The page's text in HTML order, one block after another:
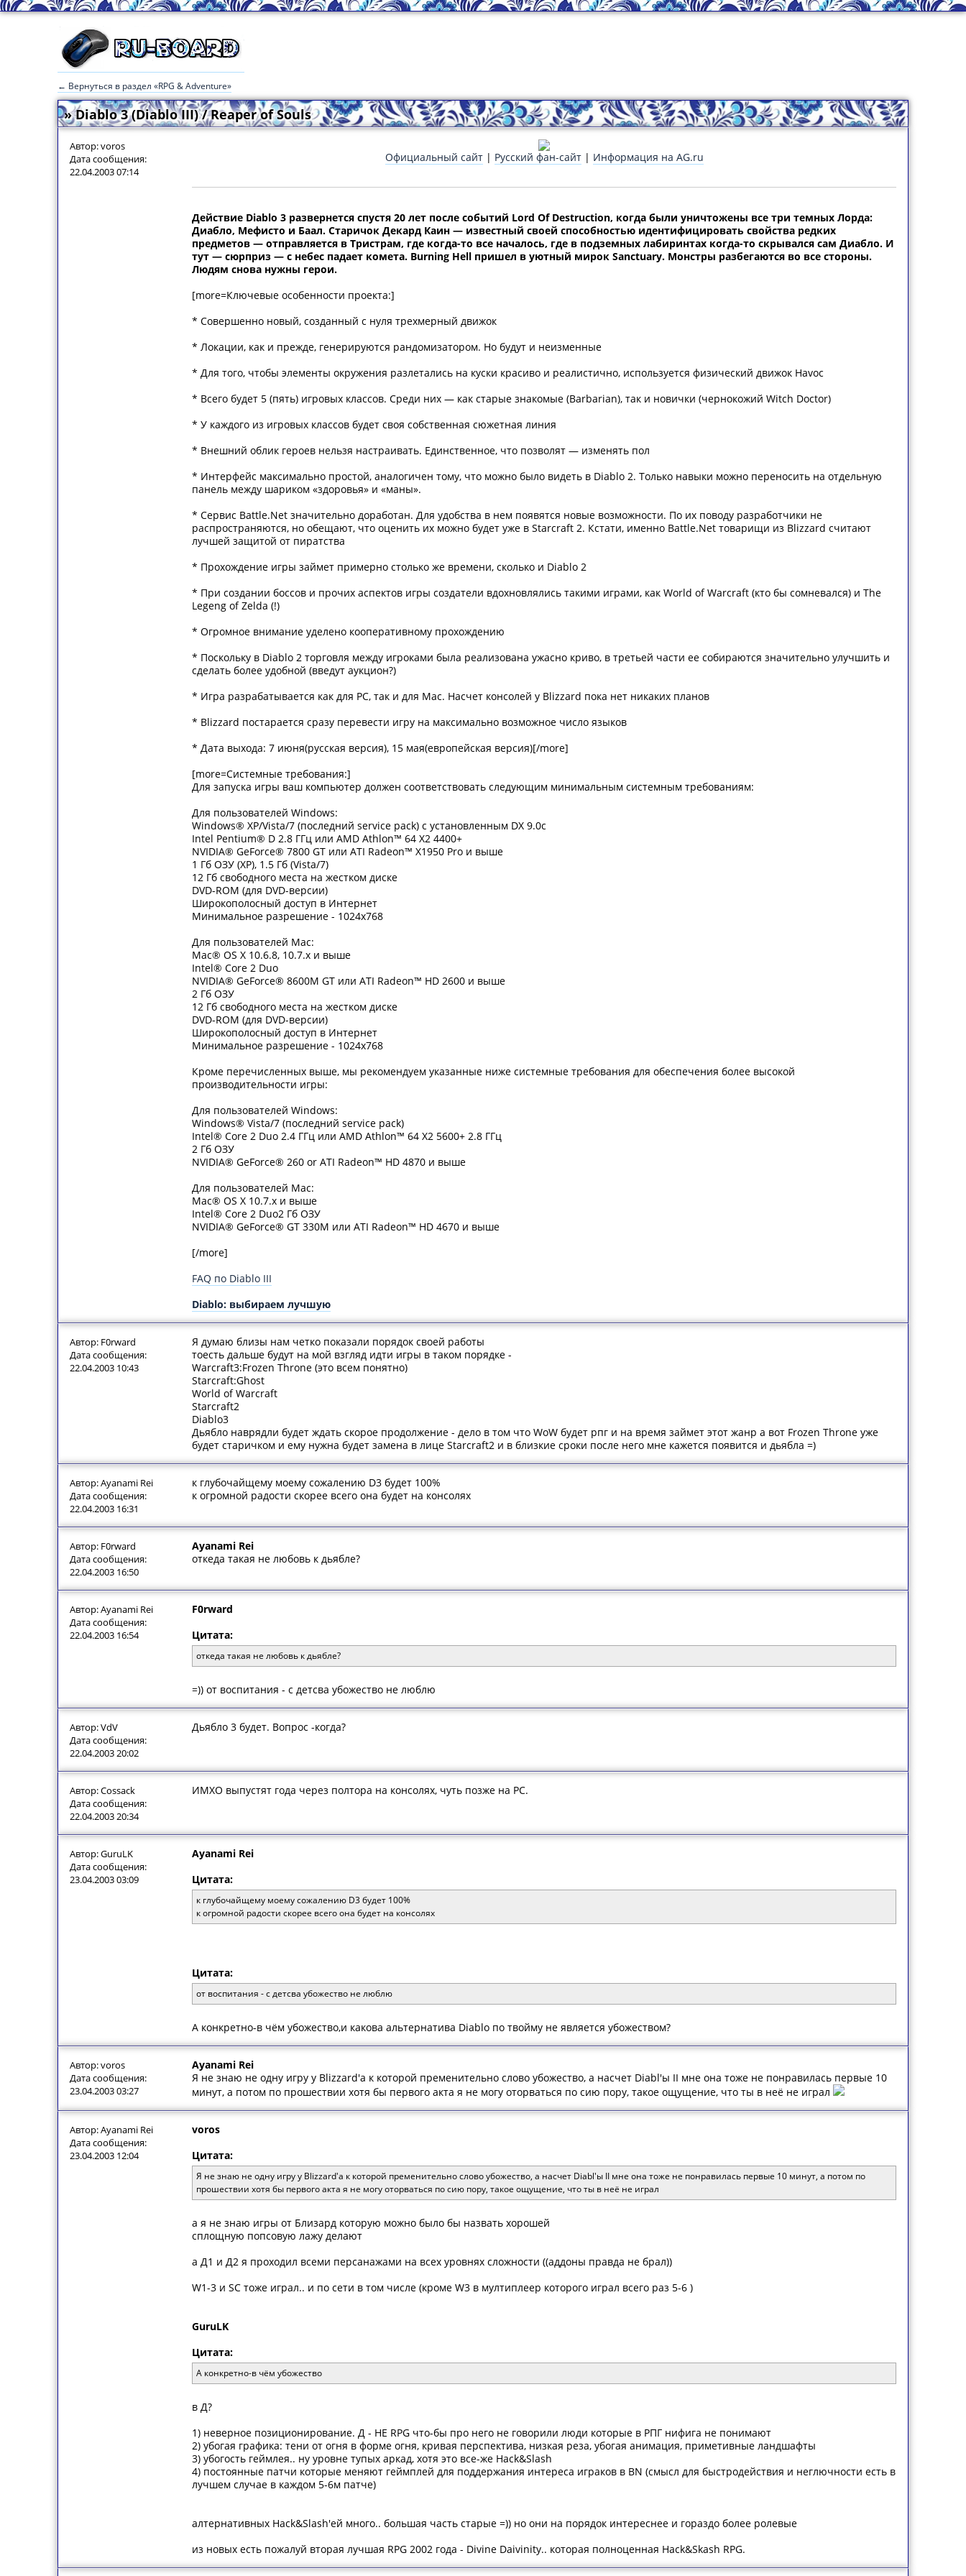
← Вернуться в раздел «RPG & Adventure»
» Diablo 3 (Diablo III) / Reaper of Souls
Автор: voros
Дата сообщения:
22.04.2003 07:14
Официальный сайт| Русский фан-сайт| Информация на AG.ru
Действие Diablo 3 развернется спустя 20 лет после событий Lord Of Destruction, когда были уничтожены все три темных Лорда:
Диабло, Мефисто и Баал. Старичок Декард Каин — известный своей способностью идентифицировать свойства редких
предметов — отправляется в Тристрам, где когда-то все началось, где в подземных лабиринтах когда-то скрывался сам Диабло. И
тут — сюрприз — с небес падает комета. Burning Hell пришел в уютный мирок Sanctuary. Монстры разбегаются во все стороны.
Людям снова нужны герои.
[more=Ключевые особенности проекта:]
* Совершенно новый, созданный с нуля трехмерный движок
* Локации, как и прежде, генерируются рандомизатором. Но будут и неизменные
* Для того, чтобы элементы окружения разлетались на куски красиво и реалистично, используется физический движок Havoс
* Всего будет 5 (пять) игровых классов. Среди них — как старые знакомые (Barbarian), так и новички (чернокожий Witch Doctor)
* У каждого из игровых классов будет своя собственная сюжетная линия
* Внешний облик героев нельзя настраивать. Единственное, что позволят — изменять пол
* Интерфейс максимально простой, аналогичен тому, что можно было видеть в Diablo 2. Только навыки можно переносить на отдельную
панель между шариком «здоровья» и «маны».
* Сервис Battle.Net значительно доработан. Для удобства в нем появятся новые возможности. По их поводу разработчики не
распространяются, но обещают, что оценить их можно будет уже в Starcraft 2. Кстати, именно Battle.Net товарищи из Blizzard считают
лучшей защитой от пиратства
* Прохождение игры займет примерно столько же времени, сколько и Diablo 2
* При создании боссов и прочих аспектов игры создатели вдохновлялись такими играми, как World of Warcraft (кто бы сомневался) и The
Legeng of Zelda (!)
* Огромное внимание уделено кооперативному прохождению
* Поскольку в Diablo 2 торговля между игроками была реализована ужасно криво, в третьей части ее собираются значительно улучшить и
сделать более удобной (введут аукцион?)
* Игра разрабатывается как для PC, так и для Mac. Насчет консолей у Blizzard пока нет никаких планов
* Blizzard постарается сразу перевести игру на максимально возможное число языков
* Дата выхода: 7 июня(русская версия), 15 мая(европейская версия)[/more]
[more=Системные требования:]
Для запуска игры ваш компьютер должен соответствовать следующим минимальным системным требованиям:
Для пользователей Windows:
Windows® XP/Vista/7 (последний service pack) с установленным DX 9.0c
Intel Pentium® D 2.8 ГГц или AMD Athlon™ 64 X2 4400+
NVIDIA® GeForce® 7800 GT или ATI Radeon™ X1950 Pro и выше
1 Гб ОЗУ (XP), 1.5 Гб (Vista/7)
12 Гб свободного места на жестком диске
DVD-ROM (для DVD-версии)
Широкополосный доступ в Интернет
Минимальное разрешение - 1024x768
Для пользователей Mac:
Mac® OS X 10.6.8, 10.7.x и выше
Intel® Core 2 Duo
NVIDIA® GeForce® 8600M GT или ATI Radeon™ HD 2600 и выше
2 Гб ОЗУ
12 Гб свободного места на жестком диске
DVD-ROM (для DVD-версии)
Широкополосный доступ в Интернет
Минимальное разрешение - 1024x768
Кроме перечисленных выше, мы рекомендуем указанные ниже системные требования для обеспечения более высокой
производительности игры:
Для пользователей Windows:
Windows® Vista/7 (последний service pack)
Intel® Core 2 Duo 2.4 ГГц или AMD Athlon™ 64 X2 5600+ 2.8 ГГц
2 Гб ОЗУ
NVIDIA® GeForce® 260 or ATI Radeon™ HD 4870 и выше
Для пользователей Mac:
Mac® OS X 10.7.x и выше
Intel® Core 2 Duo2 Гб ОЗУ
NVIDIA® GeForce® GT 330M или ATI Radeon™ HD 4670 и выше
[/more]
FAQ по Diablo III
Diablo: выбираем лучшую
Автор: F0rward
Дата сообщения:
22.04.2003 10:43
Я думаю близы нам четко показали порядок своей работы
тоесть дальше будут на мой взгляд идти игры в таком порядке -
Warcraft3:Frozen Throne (это всем понятно)
Starcraft:Ghost
World of Warcraft
Starcraft2
Diablo3
Дьябло наврядли будет ждать скорое продолжение - дело в том что WoW будет рпг и на время займет этот жанр а вот Frozen Throne уже
будет старичком и ему нужна будет замена в лице Starcraft2 и в близкие сроки после него мне кажется появится и дьябла =)
Автор: Ayanami Rei
Дата сообщения:
22.04.2003 16:31
к глубочайщему моему сожалению D3 будет 100%
к огромной радости скорее всего она будет на консолях
Автор: F0rward
Дата сообщения:
22.04.2003 16:50
Ayanami Rei
откеда такая не любовь к дьябле?
Автор: Ayanami Rei
Дата сообщения:
22.04.2003 16:54
F0rward
Цитата:
откеда такая не любовь к дьябле?
=)) от воспитания - с детсва убожество не люблю
Автор: VdV
Дата сообщения:
22.04.2003 20:02
Дьябло 3 будет. Вопрос -когда?
Автор: Cossack
Дата сообщения:
22.04.2003 20:34
ИМХО выпустят года через полтора на консолях, чуть позже на PC.
Автор: GuruLK
Дата сообщения:
23.04.2003 03:09
Ayanami Rei
Цитата:
к глубочайщему моему сожалению D3 будет 100%
к огромной радости скорее всего она будет на консолях
Цитата:
от воспитания - с детсва убожество не люблю
А конкретно-в чём убожество,и какова альтернатива Diablo по твойму не является убожеством?
Автор: voros
Дата сообщения:
23.04.2003 03:27
Ayanami Rei
Я не знаю не одну игру у Blizzard'а к которой пременительно слово убожество, а насчет Diabl'ы II мне она тоже не понравилась первые 10
минут, а потом по прошествии хотя бы первого акта я не могу оторваться по сию пору, такое ощущение, что ты в неё не играл
Автор: Ayanami Rei
Дата сообщения:
23.04.2003 12:04
voros
Цитата:
Я не знаю не одну игру у Blizzard'а к которой пременительно слово убожество, а насчет Diabl'ы II мне она тоже не понравилась первые 10 минут, а потом по
прошествии хотя бы первого акта я не могу оторваться по сию пору, такое ощущение, что ты в неё не играл
а я не знаю игры от Близард которую можно было бы назвать хорошей
сплощную попсовую лажу делают
а Д1 и Д2 я проходил всеми персанажами на всех уровнях сложности ((аддоны правда не брал))
W1-3 и SC тоже играл.. и по сети в том числе (кроме W3 в мултиплеер которого играл всего раз 5-6 )
GuruLK
Цитата:
А конкретно-в чём убожество
в Д?
1) неверное позиционирование. Д - НЕ RPG что-бы про него не говорили люди которые в РПГ нифига не понимают
2) убогая графика: тени от огня в форме огня, кривая перспектива, низкая реза, убогая анимация, приметивные ландшафты
3) убогость геймлея.. ну уровне тупых аркад, хотя это все-же Hack&Slash
4) постоянные патчи которые меняют геймплей для поддержания интереса играков в BN (смысл для быстродействия и неглючности есть в
лучшем случае в каждом 5-6м патче)
алтернативных Hack&Slash'ей много.. большая часть старые =)) но они на порядок интереснее и гораздо более ролевые
из новых есть пожалуй вторая лучшая RPG 2002 года - Divine Daivinity.. которая полноценная Hack&Skash RPG.